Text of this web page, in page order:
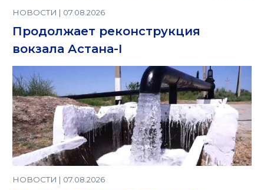
НОВОСТИ | 07.08.2026
Продолжает реконструкция
вокзала Астана-I
НОВОСТИ | 07.08.2026